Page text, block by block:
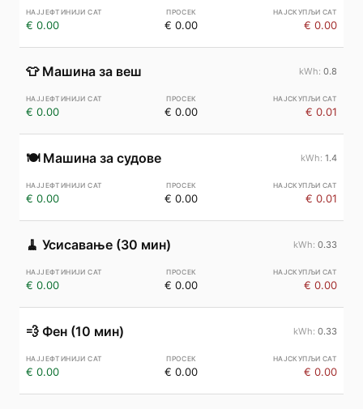
€ 0.00 € 0.00 € 0.00
👕 Машина за веш 0.8
€ 0.00 € 0.00 € 0.01
🍽️ Машина за судове 1.4
€ 0.00 € 0.00 € 0.01
🧹 Усисавање (30 мин) 0.33
€ 0.00 € 0.00 € 0.00
💨 Фен (10 мин) 0.33
€ 0.00 € 0.00 € 0.00